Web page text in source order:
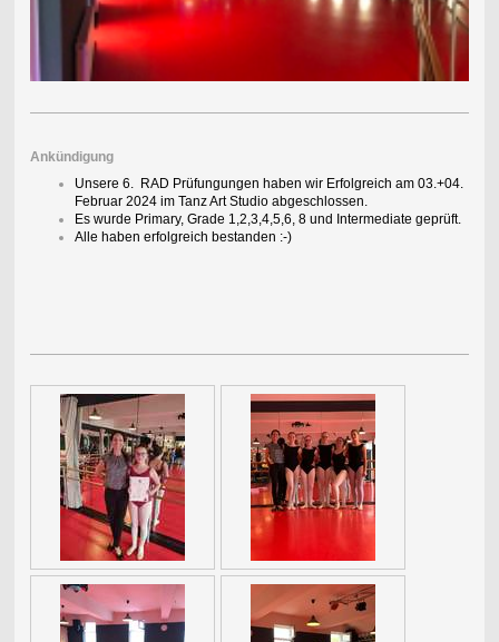
Ankündigung
Unsere 6. RAD Prüfungungen haben wir Erfolgreich am 03.+04.
Februar 2024 im Tanz Art Studio abgeschlossen.
Es wurde Primary, Grade 1,2,3,4,5,6, 8 und Intermediate geprüft.
Alle haben erfolgreich bestanden :-)